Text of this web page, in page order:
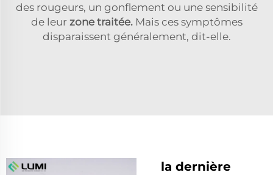
des rougeurs, un gonflement ou une sensibilité
de leur zone traitée. Mais ces symptômes
disparaissent généralement, dit-elle.
la dernière